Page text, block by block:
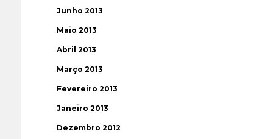
Junho 2013
Maio 2013
Abril 2013
Março 2013
Fevereiro 2013
Janeiro 2013
Dezembro 2012